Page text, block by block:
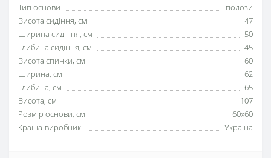
Тип основи
полози
Висота сидіння, см
47
Ширина сидіння, см
50
Глибина сидіння, см
45
Висота спинки, см
60
Ширина, см
62
Глибина, см
65
Висота, см
107
Розмір основи, см
60х60
Країна-виробник
Україна